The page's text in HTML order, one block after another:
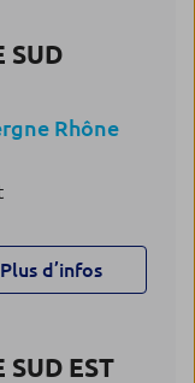
SUD
Rhône
Plus d’infos
SUD EST